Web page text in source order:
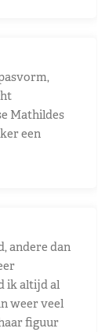
Mathildes
een
andere dan
ik altijd al
weer veel
figuur